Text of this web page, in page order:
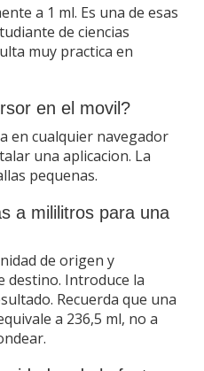
a 1 ml. Es una de esas
de ciencias
muy practica en
en el movil?
en cualquier navegador
una aplicacion. La
pequenas.
a mililitros para una
de origen y
destino. Introduce la
Recuerda que una
a 236,5 ml, no a